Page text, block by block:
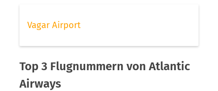
Vagar Airport
Top 3 Flugnummern von Atlantic
Airways